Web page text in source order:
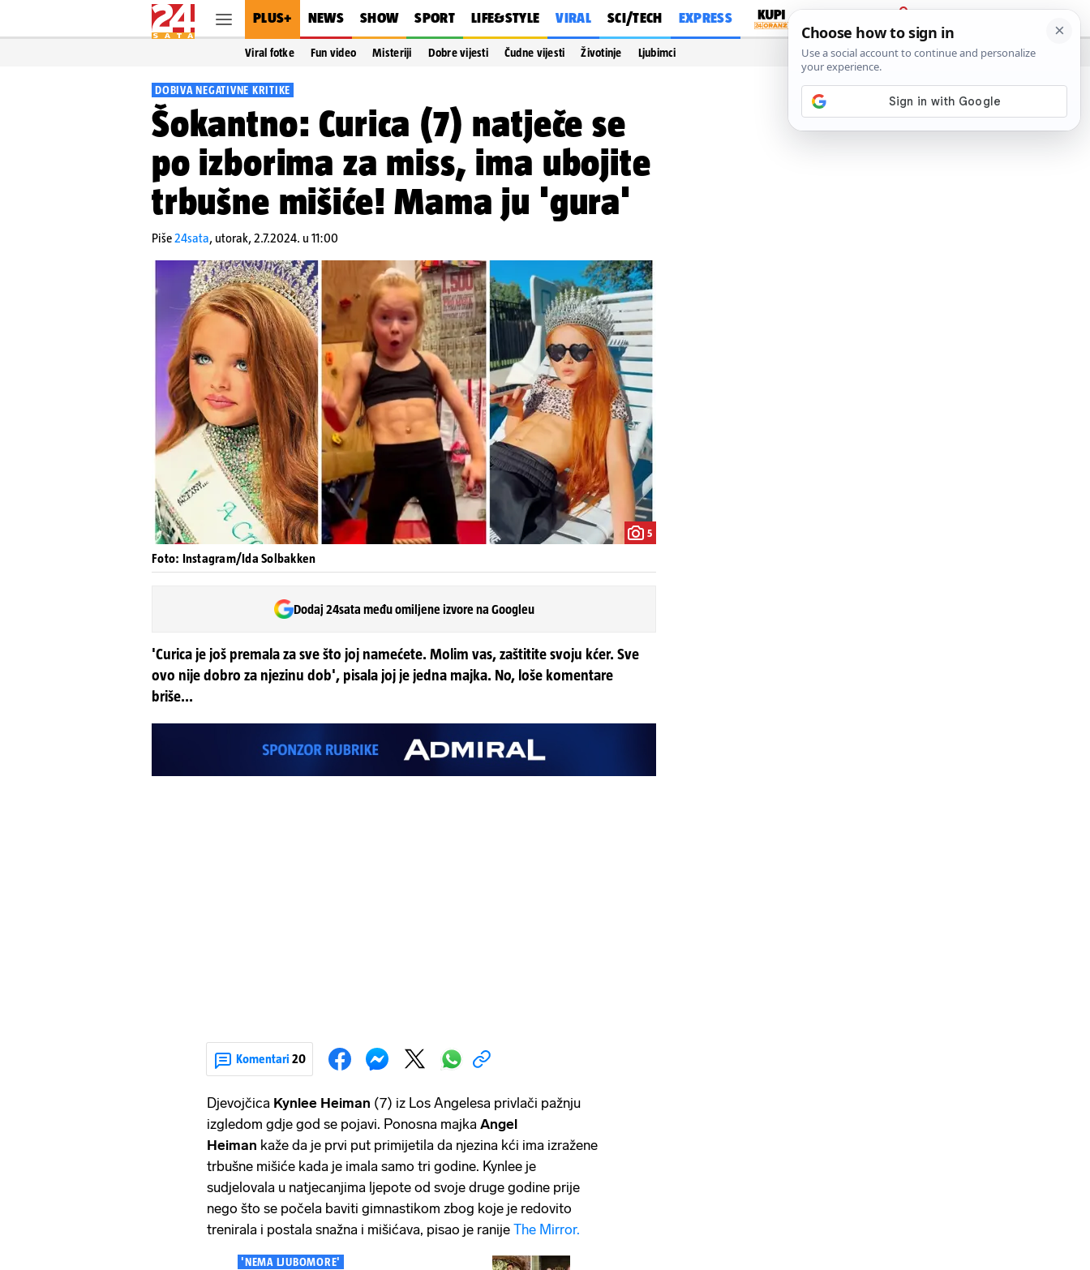
PLUS+ NEWS SHOW SPORT LIFE&STYLE VIRAL SCI/TECH EXPRESS
PRIJAVA
Viral fotke Fun video Misteriji Dobre vijesti Čudne vijesti Životinje Ljubimci
DOBIVA NEGATIVNE KRITIKE
Šokantno: Curica (7) natječe se
po izborima za miss, ima ubojite
trbušne mišiće! Mama ju 'gura'
Piše24sata, utorak, 2.7.2024. u 11:00
5
Foto: Instagram/Ida Solbakken
Dodaj 24sata među omiljene izvore na Googleu
'Curica je još premala za sve što joj namećete. Molim vas, zaštitite svoju kćer. Sve
ovo nije dobro za njezinu dob', pisala joj je jedna majka. No, loše komentare
briše...
Komentari 20
Djevojčica Kynlee Heiman (7) iz Los Angelesa privlači pažnju
izgledom gdje god se pojavi. Ponosna majka Angel
Heiman kaže da je prvi put primijetila da njezina kći ima izražene
trbušne mišiće kada je imala samo tri godine. Kynlee je
sudjelovala u natjecanjima ljepote od svoje druge godine prije
nego što se počela baviti gimnastikom zbog koje je redovito
trenirala i postala snažna i mišićava, pisao je ranije The Mirror.
'NEMA LJUBOMORE'